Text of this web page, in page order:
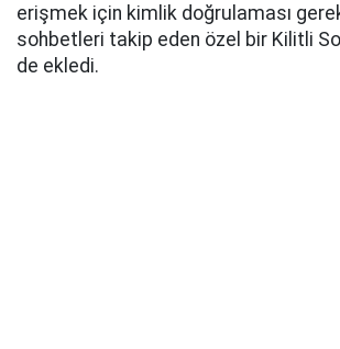
erişmek için kimlik doğrulaması
sohbetleri takip eden özel bir Kilitli
de ekledi.